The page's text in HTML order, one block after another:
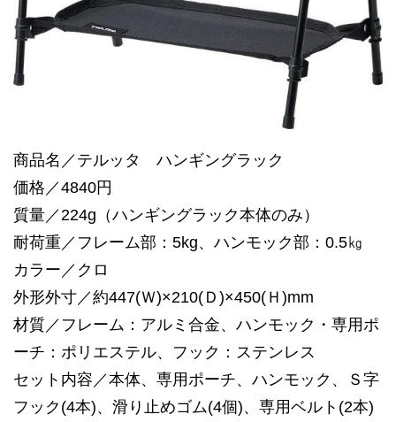
商品名／テルッタ ハンギングラック
価格／4840円
質量／224g（ハンギングラック本体のみ）
耐荷重／フレーム部：5kg、ハンモック部：0.5㎏
カラー／クロ
外形外寸／約447(Ｗ)×210(Ｄ)×450(Ｈ)mm
材質／フレーム：アルミ合金、ハンモック・専用ポ
ーチ：ポリエステル、フック：ステンレス
セット内容／本体、専用ポーチ、ハンモック、Ｓ字
フック(4本)、滑り止めゴム(4個)、専用ベルト(2本)